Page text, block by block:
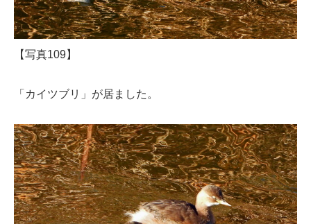
【写真109】
「カイツブリ」が居ました。